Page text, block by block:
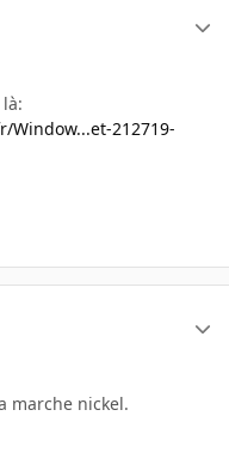
212719-
marche nickel.